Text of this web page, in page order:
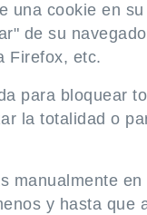
cookie en
de su
Firefox, etc.
para bloquear
la totalidad o
manualmente
y hasta que